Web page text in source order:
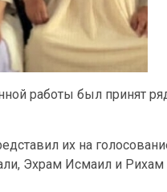
работы был принят
их на
Эхрам Исмаил и Рихам